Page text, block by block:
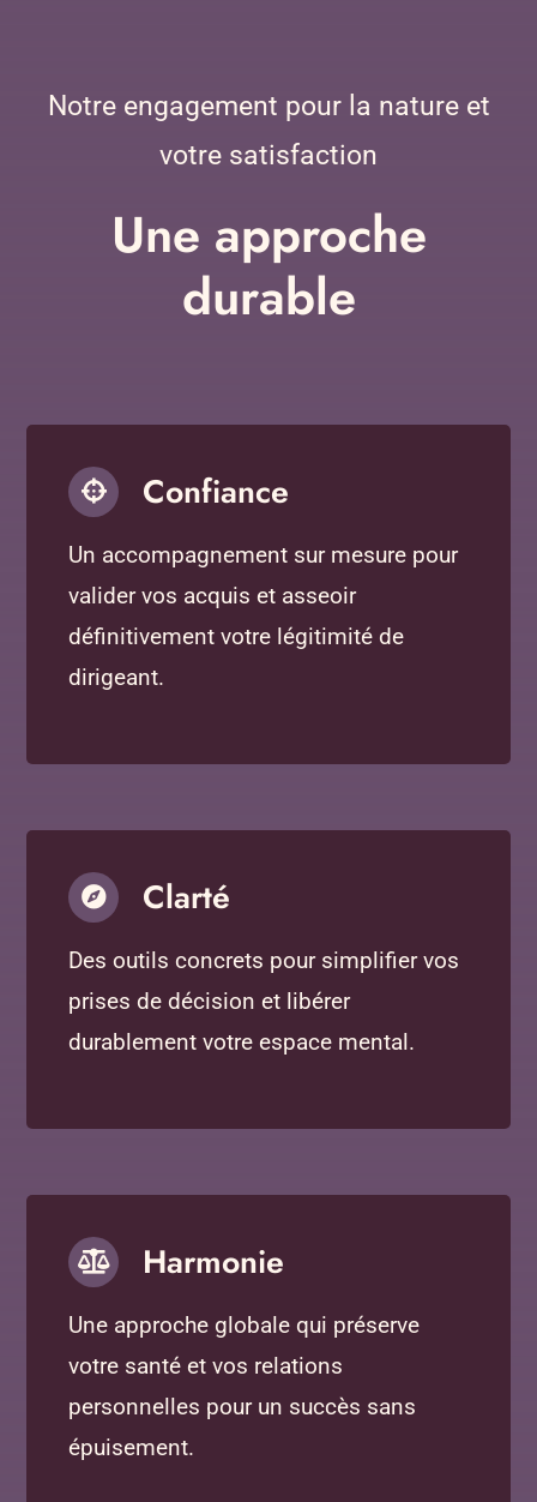
Notre engagement pour la nature et
votre satisfaction
Une approche
durable
Confiance
Un accompagnement sur mesure pour
valider vos acquis et asseoir
définitivement votre légitimité de
dirigeant.
Clarté
Des outils concrets pour simplifier vos
prises de décision et libérer
durablement votre espace mental.
Harmonie
Une approche globale qui préserve
votre santé et vos relations
personnelles pour un succès sans
épuisement.